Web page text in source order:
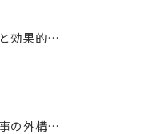
獣害柵の設置と効果的メンテナンス法
空き家解体工事の外構工事ポイント